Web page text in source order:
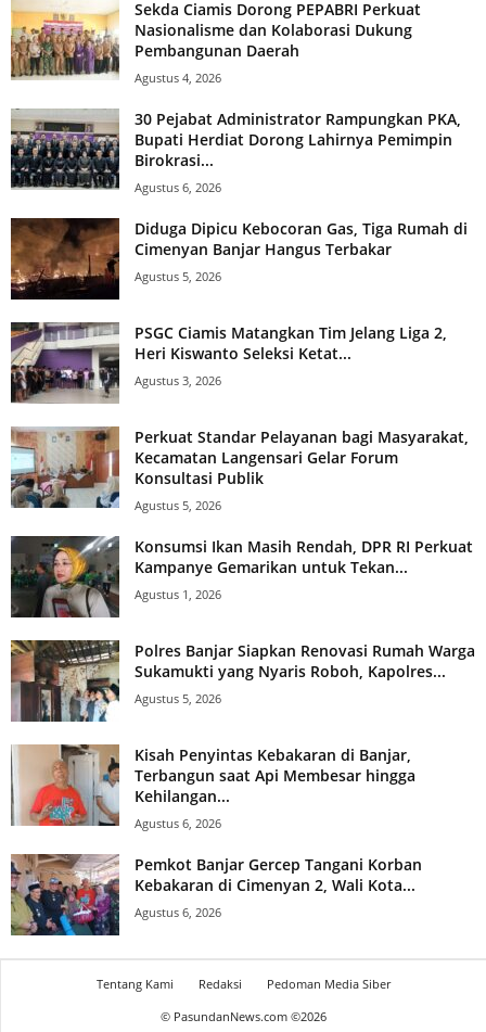
Sekda Ciamis Dorong PEPABRI Perkuat
Nasionalisme dan Kolaborasi Dukung
Pembangunan Daerah
Agustus 4, 2026
30 Pejabat Administrator Rampungkan PKA,
Bupati Herdiat Dorong Lahirnya Pemimpin
Birokrasi...
Agustus 6, 2026
Diduga Dipicu Kebocoran Gas, Tiga Rumah di
Cimenyan Banjar Hangus Terbakar
Agustus 5, 2026
PSGC Ciamis Matangkan Tim Jelang Liga 2,
Heri Kiswanto Seleksi Ketat...
Agustus 3, 2026
Perkuat Standar Pelayanan bagi Masyarakat,
Kecamatan Langensari Gelar Forum
Konsultasi Publik
Agustus 5, 2026
Konsumsi Ikan Masih Rendah, DPR RI Perkuat
Kampanye Gemarikan untuk Tekan...
Agustus 1, 2026
Polres Banjar Siapkan Renovasi Rumah Warga
Sukamukti yang Nyaris Roboh, Kapolres...
Agustus 5, 2026
Kisah Penyintas Kebakaran di Banjar,
Terbangun saat Api Membesar hingga
Kehilangan...
Agustus 6, 2026
Pemkot Banjar Gercep Tangani Korban
Kebakaran di Cimenyan 2, Wali Kota...
Agustus 6, 2026
Tentang Kami Redaksi
Pedoman Media Siber
© PasundanNews.com ©2026